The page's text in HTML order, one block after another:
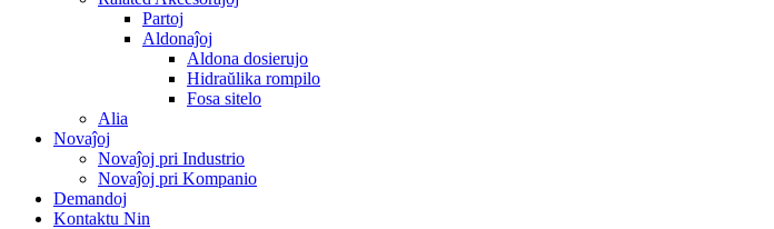
Partoj
Aldonaĵoj
Aldona dosierujo
Hidraŭlika rompilo
Fosa sitelo
Alia
Novaĵoj
Novaĵoj pri Industrio
Novaĵoj pri Kompanio
Demandoj
Kontaktu Nin